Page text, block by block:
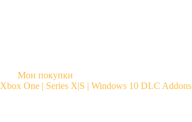
Мои покупки
Xbox One | Series X|S | Windows 10 DLC Addons